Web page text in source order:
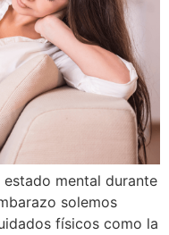
mental durante
solemos
físicos como la